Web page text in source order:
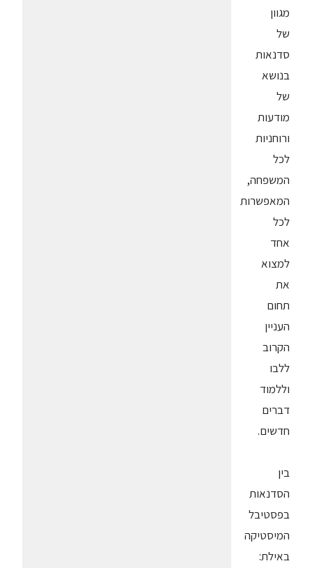
מגוון
של
סדנאות
בנושא
של
מודעות
ורוחניות
לכל
המשפחה,
המאפשרות
לכל
אחד
למצוא
את
תחום
העניין
הקרוב
ללבו
וללמוד
דברים
חדשים.
בין
הסדנאות
בפסטיבל
המיסטיקה
באילת: